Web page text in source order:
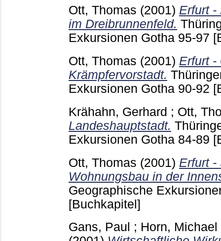
Ott, Thomas (2001) Erfurt -
im Dreibrunnenfeld.
Exkursionen Gotha 95-97
Ott, Thomas (2001) Erfurt -
Krämpfervorstadt.
Exkursionen Gotha 90-92
Krähahn, Gerhard ; Ott,
Landeshauptstadt.
Exkursionen Gotha 84-89
Ott, Thomas (2001) Erfurt -
Wohnungsbau in der
Geographische
[Buchkapitel]
Gans, Paul ; Horn, Michael